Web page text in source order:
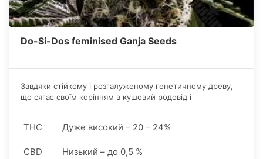
Do-Si-Dos feminised Ganja Seeds
Завдяки стійкому і розгалуженому генетичному древу,
що сягає своїм корінням в кушовий родовід і
THC Дуже високий – 20 – 24%
CBD Низький – до 0,5 %